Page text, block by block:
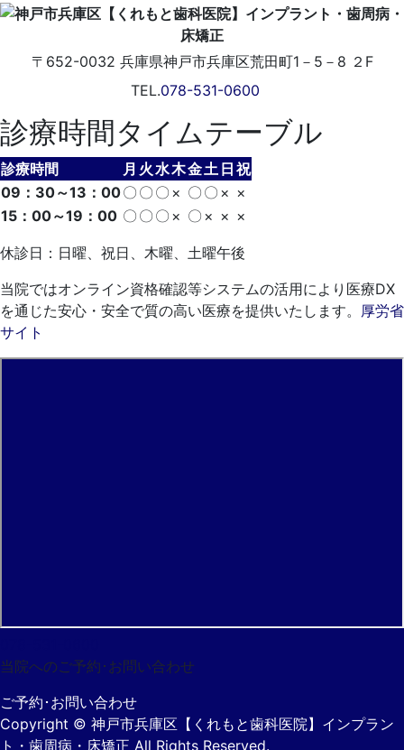
〒652-0032 兵庫県神戸市兵庫区荒田町1－5－8 ２F
TEL.078-531-0600
診療時間タイムテーブル
診療時間 月 火 水木金土 日 祝
09：30～13：00〇 〇 〇 × 〇 〇 × ×
15：00～19：00 〇 〇 〇 × 〇 × × ×
休診日：日曜、祝日、木曜、土曜午後
当院ではオンライン資格確認等システムの活用により医療DX
を通じた安心・安全で質の高い医療を提供いたします。 厚労省
サイト
当院へのご予約･ お問い合わせ
ご予約･お問い合わせ
Copyright © 神戸市兵庫区【くれもと歯科医院】インプラン
ト・歯周病・床矯正 All Rights Reserved.